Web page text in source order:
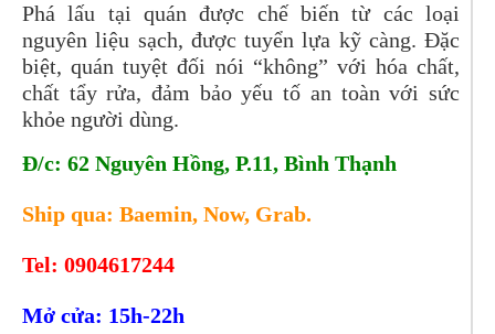
Phá lấu tại quán được chế biến từ các loại
nguyên liệu sạch, được tuyển lựa kỹ càng. Đặc
biệt, quán tuyệt đối nói “không” với hóa chất,
chất tẩy rửa, đảm bảo yếu tố an toàn với sức
khỏe người dùng.
Đ/c: 62 Nguyên Hồng, P.11, Bình Thạnh
Ship qua: Baemin, Now, Grab.
Tel: 0904617244
Mở cửa: 15h-22h